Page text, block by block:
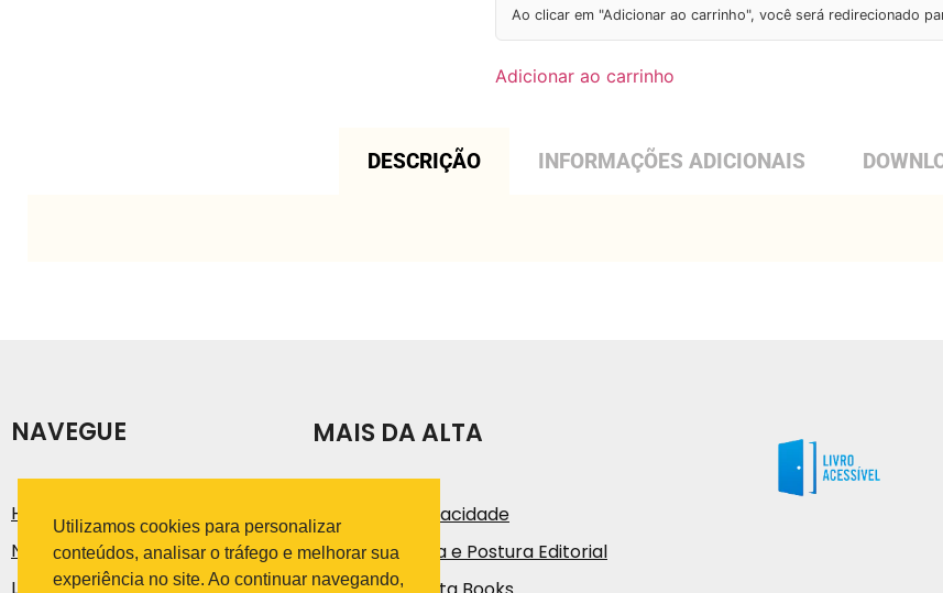
Ao clicar em "Adicionar ao carrinho", você será redirecionado
Adicionar ao carrinho
DESCRIÇÃO INFORMAÇÕES ADICIONAIS
NAVEGUE
História
Notícias e Artigos
MAIS DA ALTA
Política de Privacidade
Código de Ética e Postura Editorial
Utilizamos cookies para personalizar
conteúdos, analisar o tráfego e melhorar sua
experiência no site. Ao continuar navegando,